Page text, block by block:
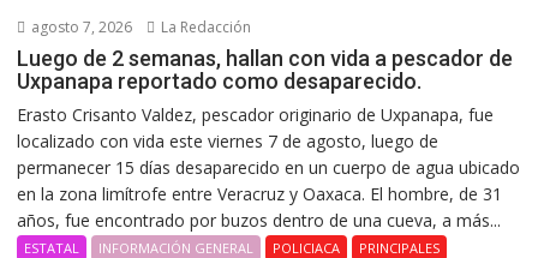
agosto 7, 2026 La Redacción
Luego de 2 semanas, hallan con vida a pescador de
Uxpanapa reportado como desaparecido.
Erasto Crisanto Valdez, pescador originario de Uxpanapa, fue
localizado con vida este viernes 7 de agosto, luego de
permanecer 15 días desaparecido en un cuerpo de agua ubicado
en la zona limítrofe entre Veracruz y Oaxaca. El hombre, de 31
años, fue encontrado por buzos dentro de una cueva, a más...
ESTATAL INFORMACIÓN GENERAL POLICIACA PRINCIPALES